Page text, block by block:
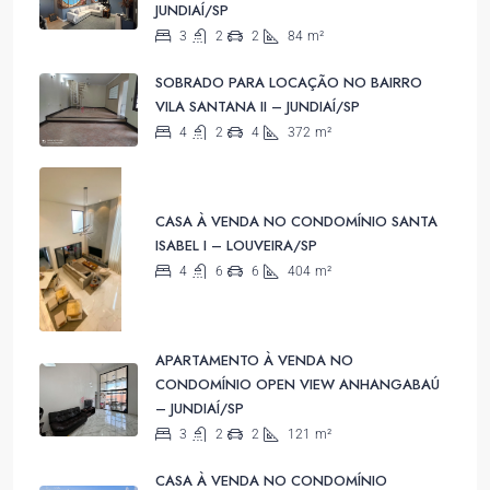
JUNDIAÍ/SP
3 2 2 84 m²
SOBRADO PARA LOCAÇÃO NO BAIRRO
VILA SANTANA II – JUNDIAÍ/SP
4 2 4 372 m²
CASA À VENDA NO CONDOMÍNIO SANTA
ISABEL I – LOUVEIRA/SP
4 6 6 404 m²
APARTAMENTO À VENDA NO
CONDOMÍNIO OPEN VIEW ANHANGABAÚ
– JUNDIAÍ/SP
3 2 2 121 m²
CASA À VENDA NO CONDOMÍNIO